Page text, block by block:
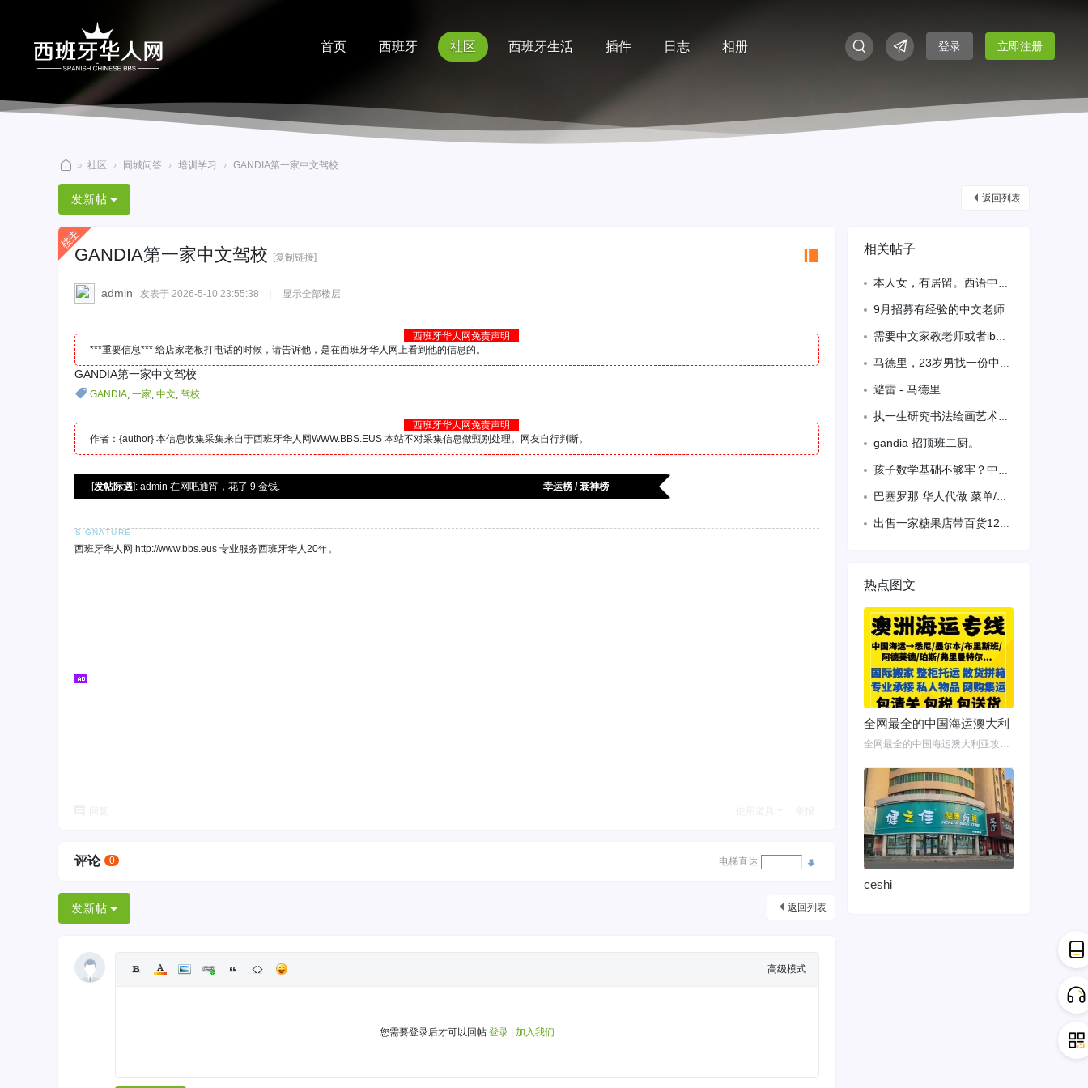
首页 西班牙 社区 西班牙生活 插件 日志 相册 登录 立即注册
西
班
牙
华
» 社区 › 同城问答 › 培训学习 › GANDIA第一家中文驾校
返回列表
发新帖
GANDIA第一家中文驾校 [复制链接]
admin 发表于 2026-5-10 23:55:38 显示全部楼层
西班牙华人网免责声明
***重要信息*** 给店家老板打电话的时候，请告诉他，是在西班牙华人网上看到他的信息的。
GANDIA第一家中文驾校
GANDIA, 一家, 中文, 驾校
西班牙华人网免责声明
作者：{author} 本信息收集采集来自于西班牙华人网WWW.BBS.EUS 本站不对采集信息做甄别处理。网友自行判断。
[发帖际遇]: admin 在网吧通宵，花了 9 金钱. 幸运榜 / 衰神榜
西班牙华人网 http://www.bbs.eus 专业服务西班牙华人20年。
评论 0 电梯直达
返回列表
发新帖
高级模式
您需要登录后才可以回帖 登录 加入我们
相关帖子
本人女，有居留。西语中文流利，英文也会。有跑堂经验，最好包吃住。
9月招募有经验的中文老师
需要中文家教老师或者ib课程数学 ess等科目20/h 市区 25/h 郊区
马德里，23岁男找一份中文老师或者家教的工作，可以教小孩子中文、数学、英语，以前
避雷 - 马德里
执一生研究书法绘画艺术，从教30年。提供线上线下中文、书法、美术教学。有方法有经
gandia 招顶班二厨。
孩子数学基础不够牢？中文越来越生疏？一次学习，双重收获！
巴塞罗那 华人代做 菜单/海报/传单设计 · 文件排版 · PDF处理
出售一家糖果店带百货120平方年营业额24-28万左右马德里近郊富人区，区分好利
热点图文
全网最全的中国海运澳大利
全网最全的中国海运澳大利亚攻略！细说如何把家具转运悉尼墨尔本布里斯班 国内网购
ceshi